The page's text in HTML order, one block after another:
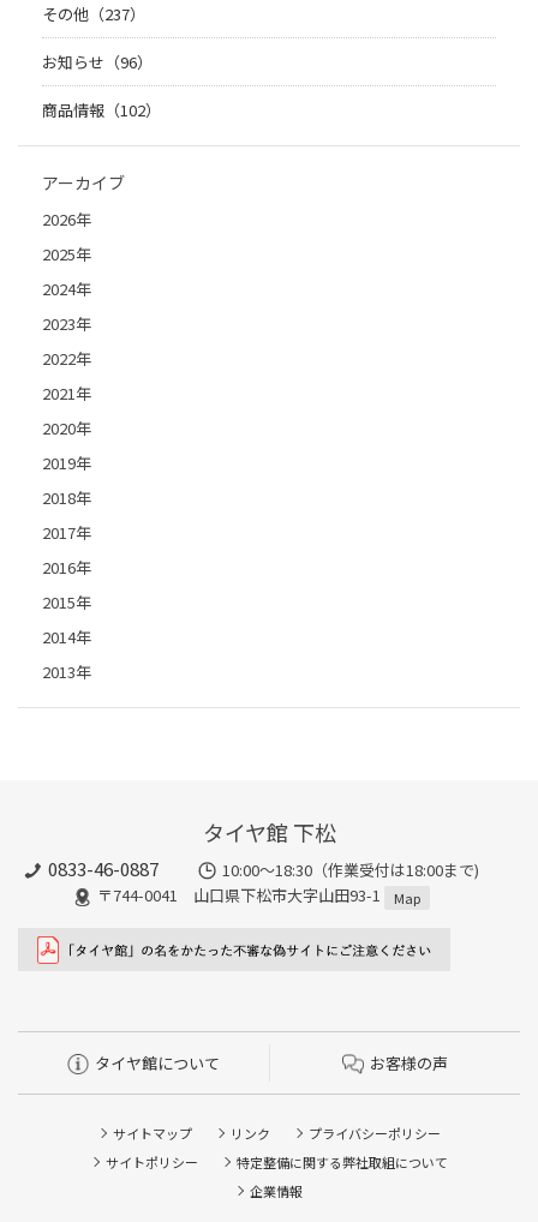
その他（237）
お知らせ（96）
商品情報（102）
アーカイブ
2026年
2025年
2024年
2023年
2022年
2021年
2020年
2019年
2018年
2017年
2016年
2015年
2014年
2013年
タイヤ館 下松
0833-46-0887
10:00～18:30（作業受付は18:00まで)
〒744-0041 山口県下松市大字山田93-1
Map
タイヤ館について お客様の声
サイトマップ リンク
プライバシーポリシー
サイトポリシー
特定整備に関する弊社取組について
企業情報